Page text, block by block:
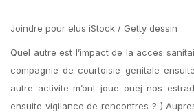
Joindre pour elus iStock / Getty dessin
Quel autre est l’impact de la acces
compagnie de courtoisie genitale
autre activite m’ont joue ouej nos
ensuite vigilance de rencontres ? )